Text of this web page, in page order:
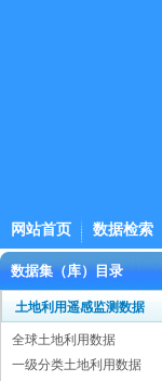
网站首页 数据检索
数据集（库）目录
土地利用遥感监测数据
全球土地利用数据
一级分类土地利用数据